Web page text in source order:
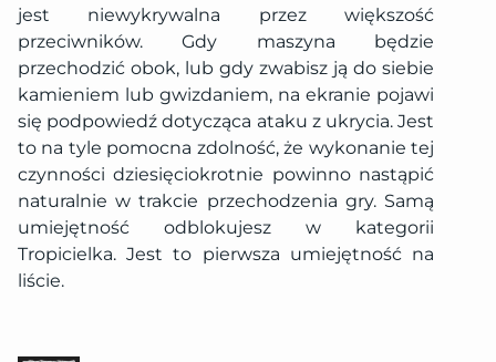
jest niewykrywalna przez większość
przeciwników. Gdy maszyna będzie
przechodzić obok, lub gdy zwabisz ją do siebie
kamieniem lub gwizdaniem, na ekranie pojawi
się podpowiedź dotycząca ataku z ukrycia. Jest
to na tyle pomocna zdolność, że wykonanie tej
czynności dziesięciokrotnie powinno nastąpić
naturalnie w trakcie przechodzenia gry. Samą
umiejętność odblokujesz w kategorii
Tropicielka. Jest to pierwsza umiejętność na
liście.